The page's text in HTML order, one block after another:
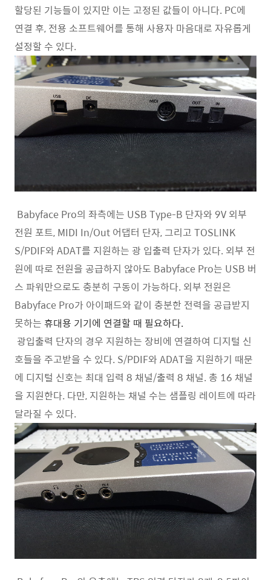
할당된 기능들이 있지만 이는 고정된 값들이 아니다. PC에
연결 후, 전용 소프트웨어를 통해 사용자 마음대로 자유롭게
설정할 수 있다.
Babyface Pro의 좌측에는 USB Type-B 단자와 9V 외부
전원 포트, MIDI In/Out 어댑터 단자, 그리고 TOSLINK
S/PDIF와 ADAT를 지원하는 광 입출력 단자가 있다. 외부 전
원에 따로 전원을 공급하지 않아도 Babyface Pro는 USB 버
스 파워만으로도 충분히 구동이 가능하다. 외부 전원은
Babyface Pro가 아이패드와 같이 충분한 전력을 공급받지
못하는 휴대용 기기에 연결할 때 필요하다.
광입출력 단자의 경우 지원하는 장비에 연결하여 디지털 신
호들을 주고받을 수 있다. S/PDIF와 ADAT을 지원하기 때문
에 디지털 신호는 최대 입력 8 채널/출력 8 채널. 총 16 채널
을 지원한다. 다만, 지원하는 채널 수는 샘플링 레이트에 따라
달라질 수 있다.